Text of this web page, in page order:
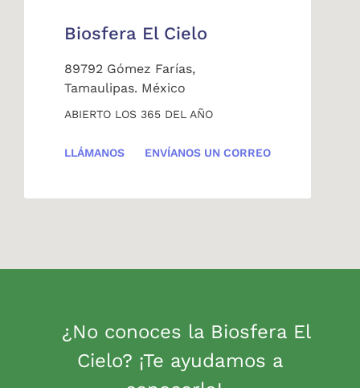
Biosfera El Cielo
89792 Gómez Farías,
Tamaulipas. México
ABIERTO LOS 365 DEL AÑO
LLÁMANOS ENVÍANOS UN CORREO
¿No conoces la Biosfera El
Cielo? ¡Te ayudamos a